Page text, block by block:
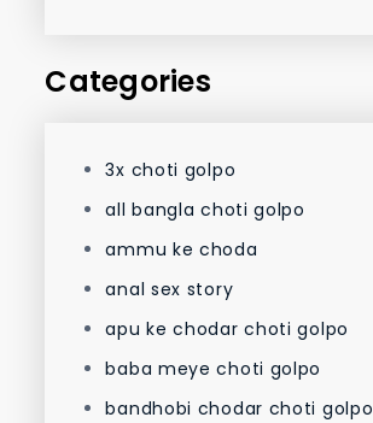
Categories
3x choti golpo
all bangla choti golpo
ammu ke choda
anal sex story
apu ke chodar choti golpo
baba meye choti golpo
bandhobi chodar choti golpo